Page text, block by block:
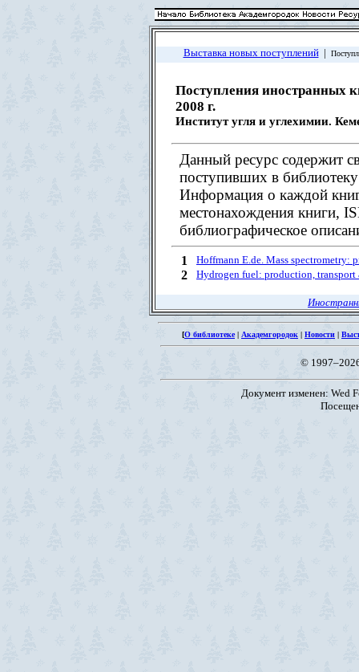
Выставка новых поступлений|
Поступления иностранных
2008 г.
Институт угля и углехимии.
Данный ресурс содержит
поступивших в
Информация о каждой
местонахождения книги,
библиографическое
1 Hoffmann E.de. Mass spectrometry:
2 Hydrogen fuel: production, transport
[О библиотеке| Академгородок | Новости |
©
Документ изменен: Wed